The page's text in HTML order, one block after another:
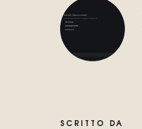
SCRITTO DA